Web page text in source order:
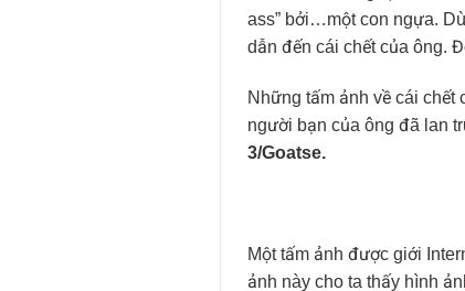
ass” bởi…một con ngựa.
dẫn đến cái chết của ông.
Những tấm ảnh về cái
người bạn của ông đã lan
3/Goatse.
Một tấm ảnh được giới
ảnh này cho ta thấy hình